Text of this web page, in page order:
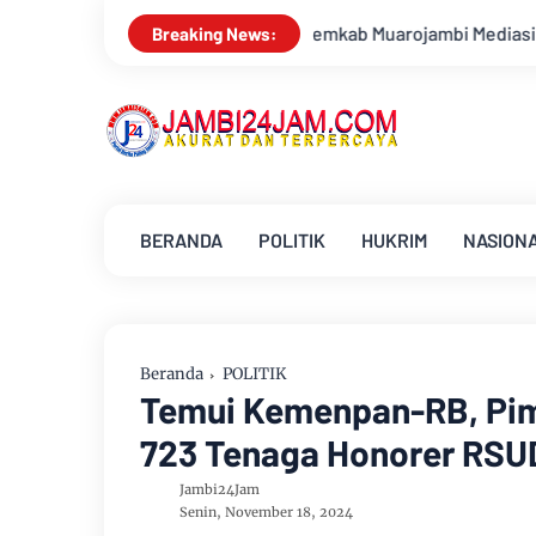
Breaking News:
Muarojambi Mediasi Konflik PT Sinar Agro Tenera Unggul
BERANDA POLITIK HUKRIM
Beranda POLITIK
Temui Kemenpan-RB,
723 Tenaga Honorer
Jambi24Jam
Senin, November 18, 2024